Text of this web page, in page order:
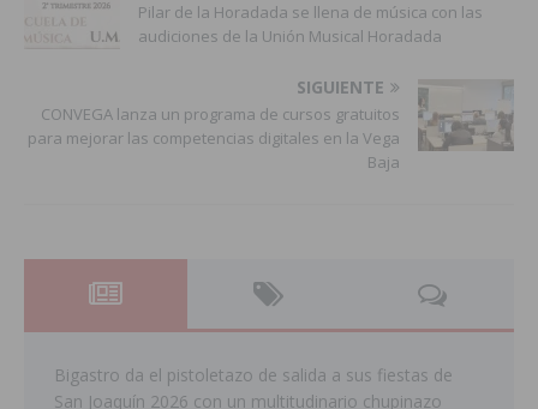
Pilar de la Horadada se llena de música con las
audiciones de la Unión Musical Horadada
SIGUIENTE
CONVEGA lanza un programa de cursos gratuitos
para mejorar las competencias digitales en la Vega
Baja
Bigastro da el pistoletazo de salida a sus fiestas de
San Joaquín 2026 con un multitudinario chupinazo